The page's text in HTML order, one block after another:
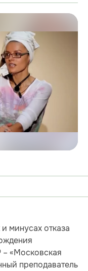
минусах отказа
«Московская
преподаватель